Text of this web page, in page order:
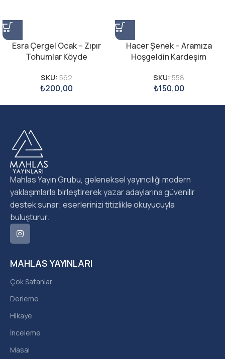
Esra Çergel Ocak – Zıpır
Tohumlar Köyde
SKU: 562
₺200,00
Hacer Şenek – Aramıza
Hoşgeldin Kardeşim
SKU: 558
₺150,00
MAHLAS YAYINLARI
Çok Satanlar
Derleme
Hikaye
İnceleme
Masal
Mahlas Yayın Grubu, geleneksel yayıncılığı modern
yaklaşımlarla birleştirerek yazar adaylarına güvenilir
destek sunar; eserlerinizi titizlikle okuyucuyla
buluşturur.